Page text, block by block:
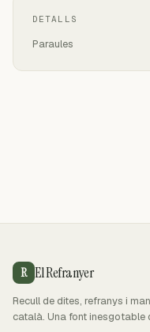
DETALLS
Paraules
R El Refranyer
Recull de dites, refranys i
català. Una font inesgotable